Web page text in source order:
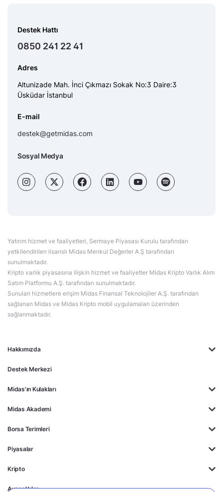
Hakkımızda
Destek Merkezi
Midas'ın Kulakları
Midas Akademi
Borsa Terimleri
Piyasalar
Kripto
Ayrıcalıklar
Destek Hattı
0850 241 22 41
Adres
Altunizade Mah. İnci Çıkmazı Sokak No:3 Daire:3
Üsküdar İstanbul
E-mail
destek@getmidas.com
Sosyal Medya
Yatırım hizmet ve faaliyetleri, Sermaye Piyasası Kurulu tarafından
yetkilendirilen lisanslı Midas Menkul Değerler A.Ş tarafından
sunulmaktadır.
Kripto varlık piyasasına ilişkin hizmet ve faaliyetler Midas Kripto Varlık Alım
Satım Platformu A.Ş. tarafından sunulmaktadır.
Sunulan hizmetlere erişim Midas Finansal Teknolojiler A.Ş. tarafından
sağlanan Midas ve Midas Kripto mobil uygulamaları üzerinden
sağlanmaktadır.